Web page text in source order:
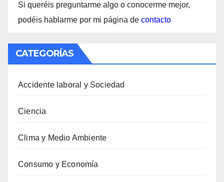
Si queréis preguntarme algo o conocerme mejor,
podéis hablarme por mi página de contacto
CATEGORÍAS
Accidente laboral y Sociedad
Ciencia
Clima y Medio Ambiente
Consumo y Economía